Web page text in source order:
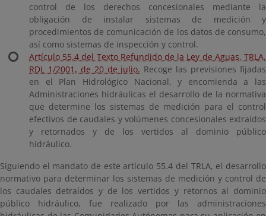
control de los derechos concesionales mediante la
obligación de instalar sistemas de medición y
procedimientos de comunicación de los datos de consumo,
así como sistemas de inspección y control.
Artículo 55.4 del Texto Refundido de la Ley de Aguas, TRLA,
RDL 1/2001, de 20 de julio. Recoge las previsiones fijadas
en el Plan Hidrológico Nacional, y encomienda a las
Administraciones hidráulicas el desarrollo de la normativa
que determine los sistemas de medición para el control
efectivos de caudales y volúmenes concesionales extraídos
y retornados y de los vertidos al dominio público
hidráulico.
Siguiendo el mandato de este artículo 55.4 del TRLA, el desarrollo
normativo para determinar los sistemas de medición y control de
los caudales detraídos y de los vertidos y retornos al dominio
público hidráulico, fue realizado por las administraciones